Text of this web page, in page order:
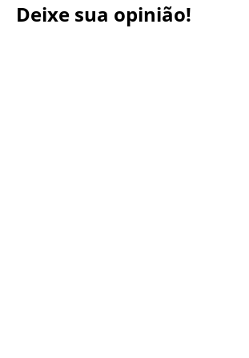
Deixe sua opinião!